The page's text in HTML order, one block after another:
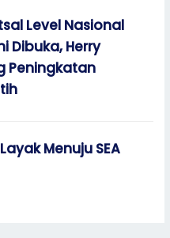
Level Nasional
Dibuka, Herry
Peningkatan
Menuju SEA